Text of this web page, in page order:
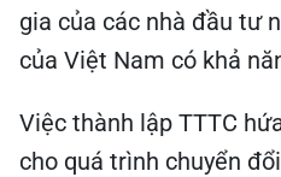
gia của các nhà đầu tư
của Việt Nam có khả
Việc thành lập TTTC
cho quá trình chuyển